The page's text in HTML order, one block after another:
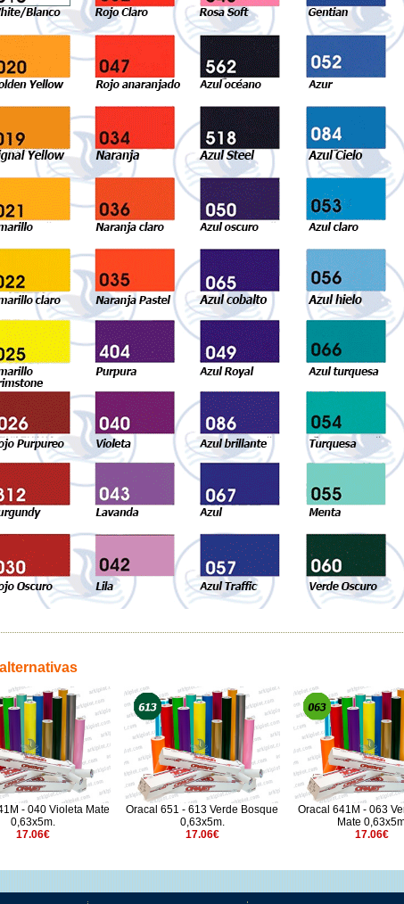
- 040 Violeta Mate
0,63x5m.
17.06€
Oracal 651 - 613 Verde Bosque
0,63x5m.
17.06€
Oracal 641M - 063
Mate
17.06€